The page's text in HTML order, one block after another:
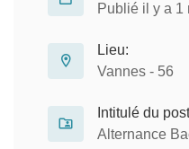
Publié il y a 1
Lieu:
Vannes - 56
Intitulé du
Alternance